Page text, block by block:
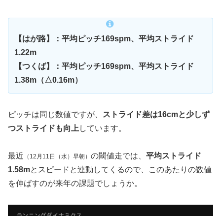
【はが路】：平均ピッチ169spm、平均ストライド
1.22m
【つくば】：平均ピッチ169spm、平均ストライド
1.38m（△0.16m）
ピッチは同じ数値ですが、
ストライド差は16cmと少しず
つストライドも向上 しています。
最近 （12月11日（水）早朝） の閾値走では、 平均ストライド
1.58mとスピードと連動してくるので、このあたりの数値
を伸ばすのが来年の課題でしょうか。